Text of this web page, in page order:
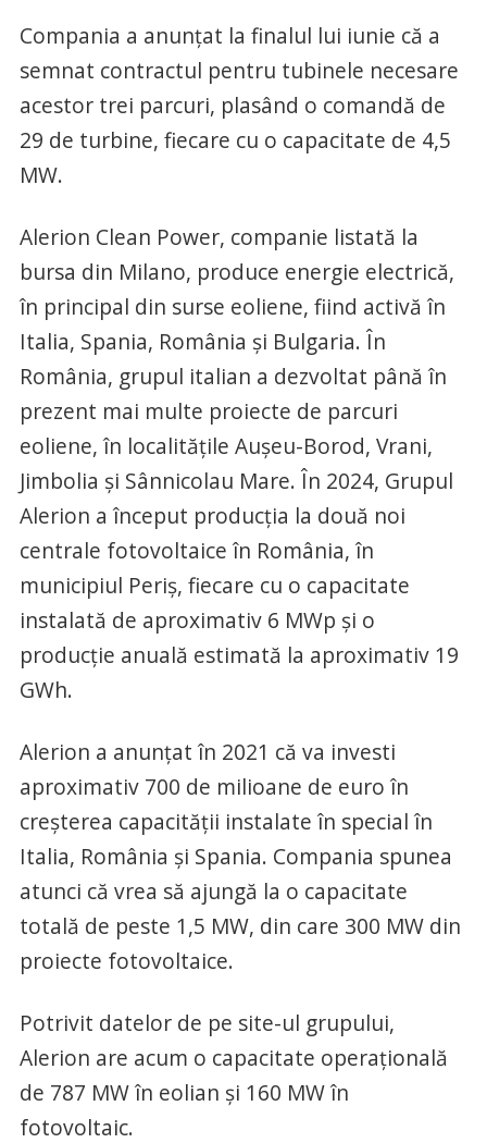
Compania a anunțat la finalul lui iunie că a
semnat contractul pentru tubinele necesare
acestor trei parcuri, plasând o comandă de
29 de turbine, fiecare cu o capacitate de 4,5
MW.
Alerion Clean Power, companie listată la
bursa din Milano, produce energie electrică,
în principal din surse eoliene, fiind activă în
Italia, Spania, România și Bulgaria. În
România, grupul italian a dezvoltat până în
prezent mai multe proiecte de parcuri
eoliene, în localitățile Aușeu-Borod, Vrani,
Jimbolia și Sânnicolau Mare. În 2024, Grupul
Alerion a început producția la două noi
centrale fotovoltaice în România, în
municipiul Periș, fiecare cu o capacitate
instalată de aproximativ 6 MWp și o
producție anuală estimată la aproximativ 19
GWh.
Alerion a anunțat în 2021 că va investi
aproximativ 700 de milioane de euro în
creșterea capacității instalate în special în
Italia, România și Spania. Compania spunea
atunci că vrea să ajungă la o capacitate
totală de peste 1,5 MW, din care 300 MW din
proiecte fotovoltaice.
Potrivit datelor de pe site-ul grupului,
Alerion are acum o capacitate operațională
de 787 MW în eolian și 160 MW în
fotovoltaic.